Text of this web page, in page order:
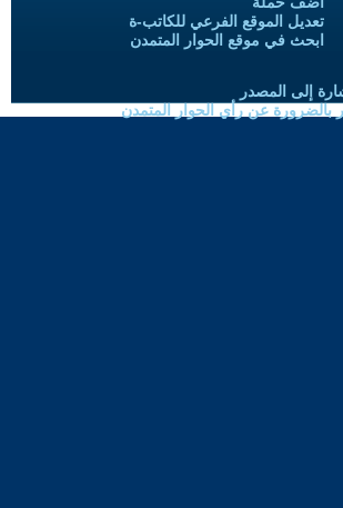
تعديل الموقع الفرعي للكاتب-ة
ابحث في موقع الحوار المتمدن
إلى المصدر
بالضرورة عن رأي الحوار المتمدن